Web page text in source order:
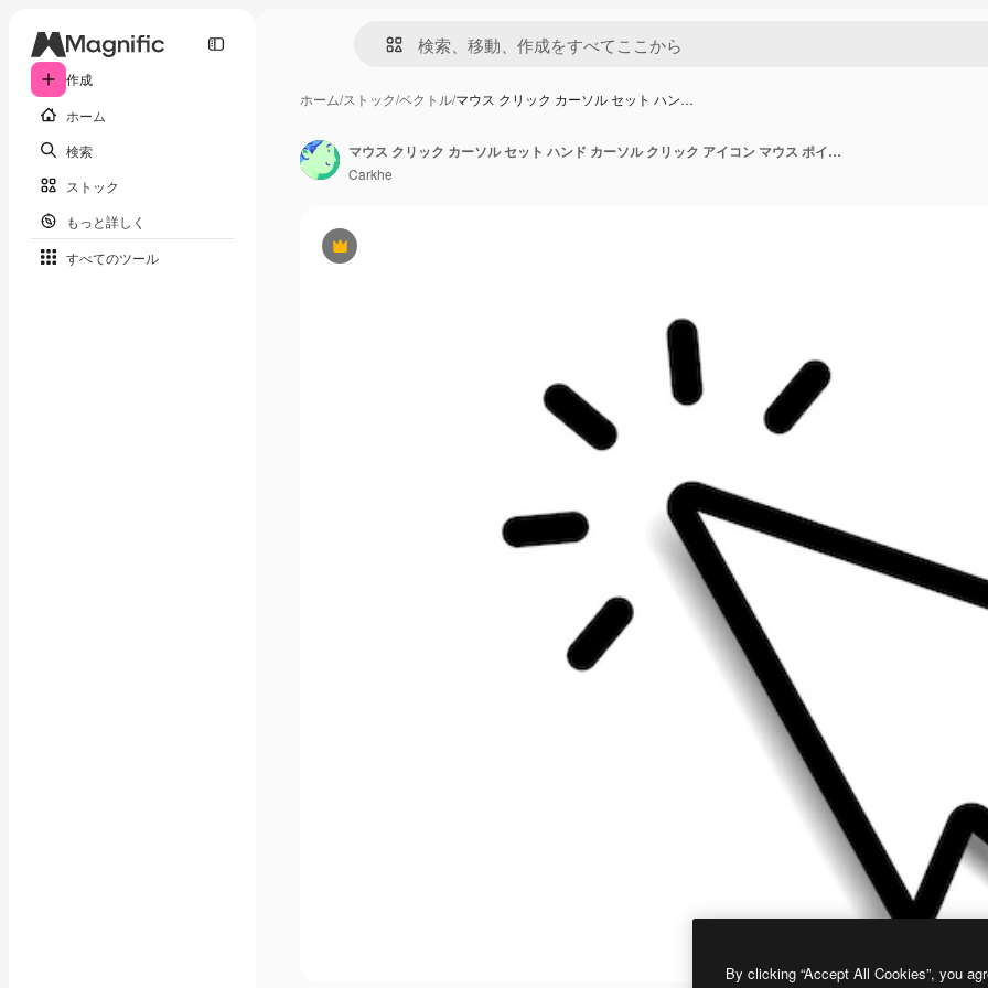
作成
ホーム
検索
ストック
もっと詳しく
すべてのツール
ホーム/ストック/ベクトル/マウス クリック カーソル セット ハン…
Premium
マウス クリック カーソル セット ハンド カーソル クリック アイコン マウス ポインター セット 矢印 カーソル ポインター クリック アイコン
Carkhe
By clicking “Accept All Cookies”, you